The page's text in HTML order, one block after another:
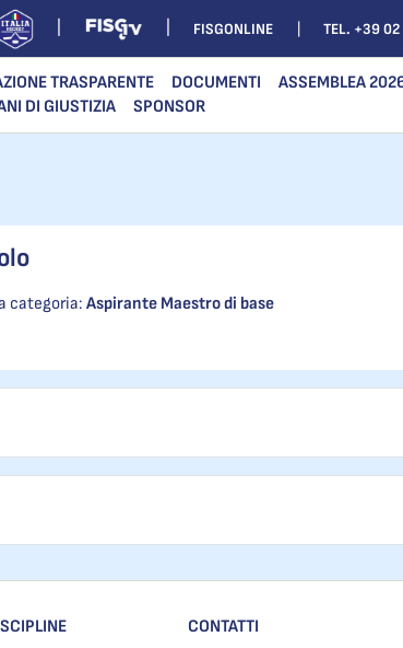
FISGONLINE TEL. +39
TRASPARENTE DOCUMENTI ASSEMBLEA
DI GIUSTIZIA SPONSOR
categoria:Aspirante Maestro di base
CONTATTI